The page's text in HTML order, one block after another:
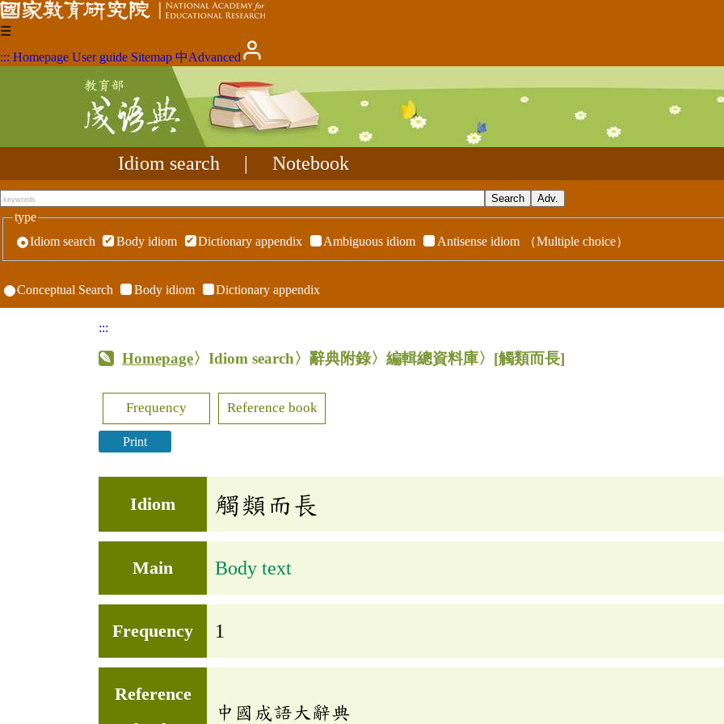
☰
::: Homepage User guide Sitemap 中Advanced
Idiom search Notebook
type
Idiom search
Body idiom Dictionary appendix Ambiguous idiom Antisense idiom （Multiple choice）
Conceptual Search Body idiom Dictionary appendix
:::
Homepage〉Idiom search〉辭典附錄〉編輯總資料庫〉 [觸類而長]
Frequency Reference book
Print
Idiom 觸類而長
Main Body text
Frequency 1
Reference
中國成語大辭典